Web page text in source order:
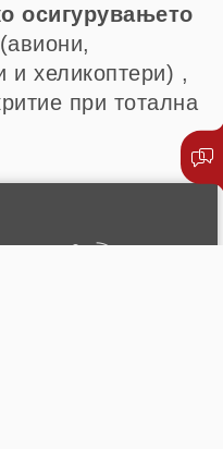
осигурувањето
и хеликоптери) ,
при тотална